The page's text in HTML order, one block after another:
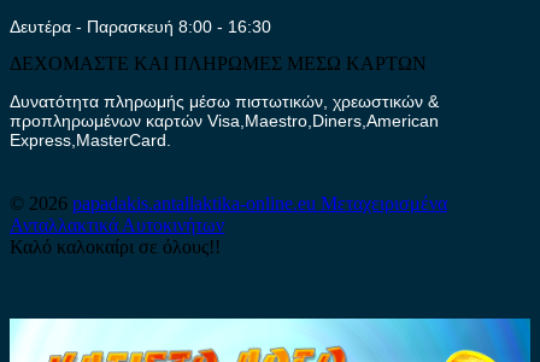
Δευτέρα - Παρασκευή 8:00 - 16:30
ΔΕΧΟΜΑΣΤΕ ΚΑΙ ΠΛΗΡΩΜΕΣ ΜΕΣΩ ΚΑΡΤΩΝ
Δυνατότητα πληρωμής μέσω πιστωτικών, χρεωστικών &
προπληρωμένων καρτών Visa,Maestro,Diners,American
Express,MasterCard.
© 2026 papadakis.antallaktika-online.eu Μεταχειρισμένα
Ανταλλακτικά Αυτοκινήτων
Καλό καλοκαίρι σε όλους!!